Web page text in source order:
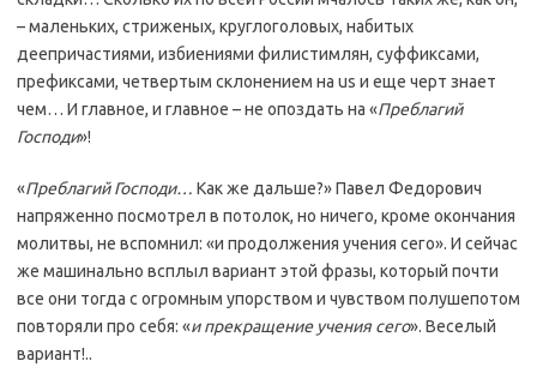
– маленьких, стриженых, круглоголовых, набитых
деепричастиями, избиениями филистимлян, суффиксами,
префиксами, четвертым склонением на us и еще черт знает
чем… И главное, и главное – не опоздать на «Преблагий
Господи»!
«Преблагий Господи… Как же дальше?» Павел Федорович
напряженно посмотрел в потолок, но ничего, кроме окончания
молитвы, не вспомнил: «и продолжения учения сего». И сейчас
же машинально всплыл вариант этой фразы, который почти
все они тогда с огромным упорством и чувством полушепотом
повторяли про себя: «и прекращение учения сего». Веселый
вариант!..